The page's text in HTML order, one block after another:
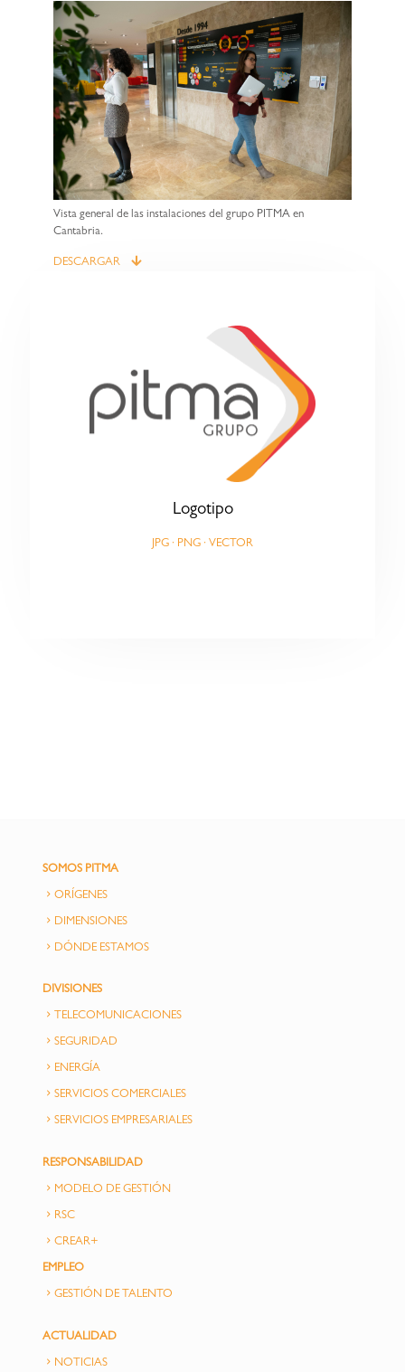
Vista general de las instalaciones del grupo PITMA en
Cantabria.
DESCARGAR
Logotipo
JPG · PNG · VECTOR
SOMOS PITMA
ORÍGENES
DIMENSIONES
DÓNDE ESTAMOS
DIVISIONES
TELECOMUNICACIONES
SEGURIDAD
ENERGÍA
SERVICIOS COMERCIALES
SERVICIOS EMPRESARIALES
RESPONSABILIDAD
MODELO DE GESTIÓN
RSC
CREAR+
EMPLEO
GESTIÓN DE TALENTO
ACTUALIDAD
NOTICIAS